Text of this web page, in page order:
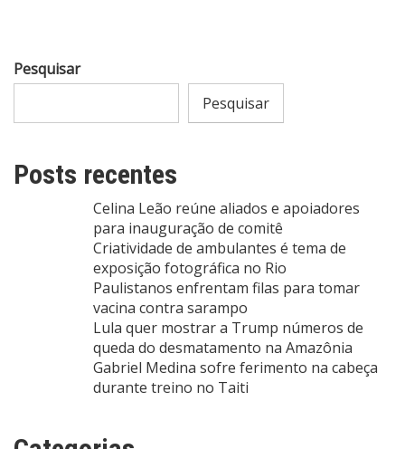
Pesquisar
Pesquisar
Posts recentes
Celina Leão reúne aliados e apoiadores
para inauguração de comitê
Criatividade de ambulantes é tema de
exposição fotográfica no Rio
Paulistanos enfrentam filas para tomar
vacina contra sarampo
Lula quer mostrar a Trump números de
queda do desmatamento na Amazônia
Gabriel Medina sofre ferimento na cabeça
durante treino no Taiti